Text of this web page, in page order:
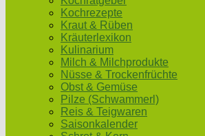
Kochrezepte
Kraut & Rüben
Kräuterlexikon
Kulinarium
Milch & Milchprodukte
Nüsse & Trockenfrüchte
Obst & Gemüse
Pilze (Schwammerl)
Reis & Teigwaren
Saisonkalender